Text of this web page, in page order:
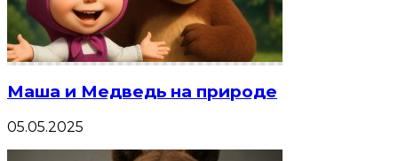
Маша и Медведь на природе
05.05.2025